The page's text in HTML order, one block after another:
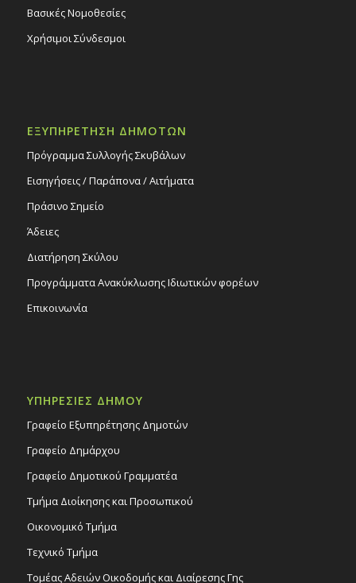
Βασικές Νομοθεσίες
Χρήσιμοι Σύνδεσμοι
ΕΞΥΠΗΡΕΤΗΣΗ ΔΗΜΟΤΩΝ
Πρόγραμμα Συλλογής Σκυβάλων
Εισηγήσεις / Παράπονα / Αιτήματα
Πράσινο Σημείο
Άδειες
Διατήρηση Σκύλου
Προγράμματα Ανακύκλωσης Ιδιωτικών φορέων
Επικοινωνία
ΥΠΗΡΕΣΙΕΣ ΔΗΜΟΥ
Γραφείο Εξυπηρέτησης Δημοτών
Γραφείο Δημάρχου
Γραφείο Δημοτικού Γραμματέα
Τμήμα Διοίκησης και Προσωπικού
Οικονομικό Τμήμα
Τεχνικό Τμήμα
Τομέας Αδειών Οικοδομής και Διαίρεσης Γης